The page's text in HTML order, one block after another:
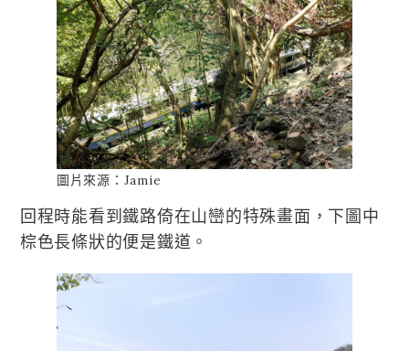
圖片來源：Jamie
回程時能看到鐵路倚在山巒的特殊畫面，下圖中
棕色長條狀的便是鐵道。